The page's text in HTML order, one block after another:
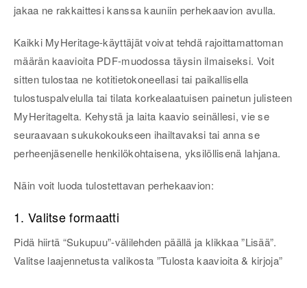
jakaa ne rakkaittesi kanssa kauniin perhekaavion avulla.
Kaikki MyHeritage-käyttäjät voivat tehdä rajoittamattoman
määrän kaavioita PDF-muodossa täysin ilmaiseksi. Voit
sitten tulostaa ne kotitietokoneellasi tai paikallisella
tulostuspalvelulla tai tilata korkealaatuisen painetun julisteen
MyHeritagelta. Kehystä ja laita kaavio seinällesi, vie se
seuraavaan sukukokoukseen ihailtavaksi tai anna se
perheenjäsenelle henkilökohtaisena, yksilöllisenä lahjana.
Näin voit luoda tulostettavan perhekaavion:
1. Valitse formaatti
Pidä hiirtä “Sukupuu”-välilehden päällä ja klikkaa ”Lisää”.
Valitse laajennetusta valikosta ”Tulosta kaavioita & kirjoja”